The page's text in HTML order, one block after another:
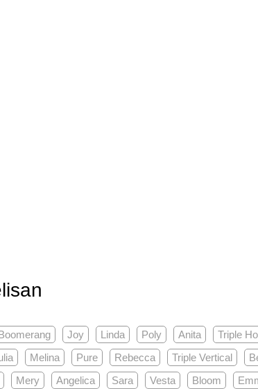
Joy Linda Poly Anita Triple
Melina Pure Rebecca Triple Vertical
Mery Angelica Sara Vesta Bloom